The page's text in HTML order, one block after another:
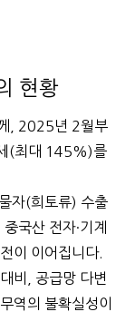
현황
, 2025년 2월부
(최대 145%)를
자(희토류) 수출
국산 전자·기계
이 이어집니다.
비, 공급망 다변
역의 불확실성이